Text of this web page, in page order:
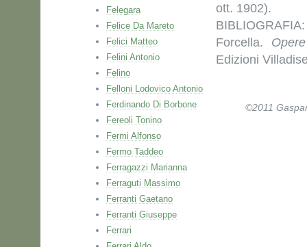
Felegara
Felice Da Mareto
Felici Matteo
Felini Antonio
Felino
Felloni Lodovico Antonio
Ferdinando Di Borbone
Fereoli Tonino
Fermi Alfonso
Fermo Taddeo
Ferragazzi Marianna
Ferraguti Massimo
Ferranti Gaetano
Ferranti Giuseppe
Ferrari
ott. 1902).
Forcella.
Edizioni
©2011